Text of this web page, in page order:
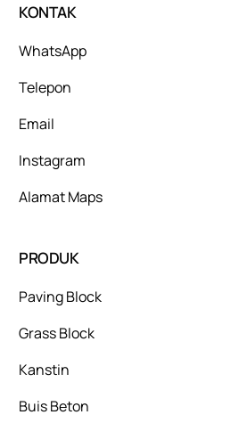
KONTAK
WhatsApp
Telepon
Email
Instagram
Alamat Maps
PRODUK
Paving Block
Grass Block
Kanstin
Buis Beton